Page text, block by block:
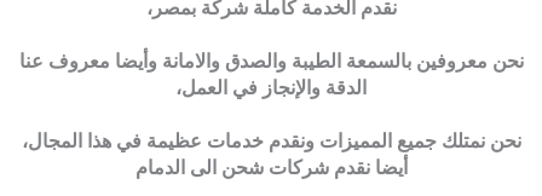
نقدم الخدمة كاملة شركة بمصر،
نحن معروفين بالسمعة الطيبة والصدق والامانة وأيضا معروف عنا
الدقة والإنجاز في العمل،
نحن نمتلك جميع المميزات ونقدم خدمات عظيمة في هذا المجال،
أيضا نقدم شركات شحن الى الدمام